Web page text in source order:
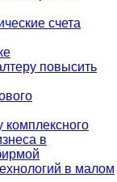
счета
повысить
комплексного
в
в малом